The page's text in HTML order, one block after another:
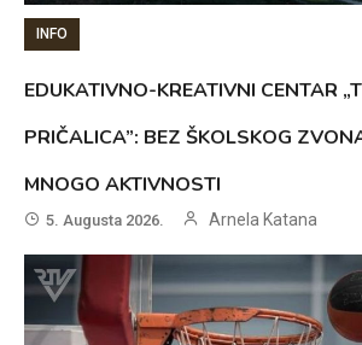
INFO
EDUKATIVNO-KREATIVNI CENTAR
PRIČALICA”: BEZ ŠKOLSKOG
MNOGO AKTIVNOSTI
5. Augusta 2026. Arnela Katana